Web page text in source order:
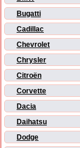
Bugatti
Cadillac
Chevrolet
Chrysler
Citroën
Corvette
Dacia
Daihatsu
Dodge